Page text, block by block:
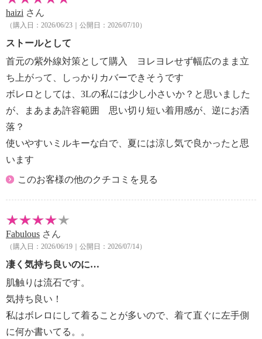
【個体差あり】
・個体差あり
【原産国（地）】
・中国製
haizi さん
（購入日：2026/06/23｜公開日：2026/07/10）
ストールとして
首元の紫外線対策として購入 ヨレヨレせず幅広のまま立
ち上がって、しっかりカバーできそうです
ボレロとしては、3Lの私には少し小さいか？と思いました
が、まあまあ許容範囲 思い切り短い着用感が、逆にお洒
落？
使いやすいミルキーな白で、夏には涼し気で良かったと思
います
このお客様の他のクチコミを見る
Fabulous さん
（購入日：2026/06/19｜公開日：2026/07/14）
凄く気持ち良いのに…
肌触りは流石です。
気持ち良い！
私はボレロにして着ることが多いので、着て直ぐに左手側
に何か書いてる。。